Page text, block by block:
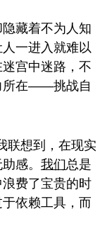
藏着不为人知
一进入就难以
宫中迷路，不
所在——挑战自
联想到，在现实
感。 我们总是
费了宝贵的时
于依赖工具，而